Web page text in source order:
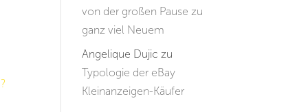
von der großen Pause zu
ganz viel Neuem
Angelique Dujic zu
Typologie der eBay
Kleinanzeigen-Käufer